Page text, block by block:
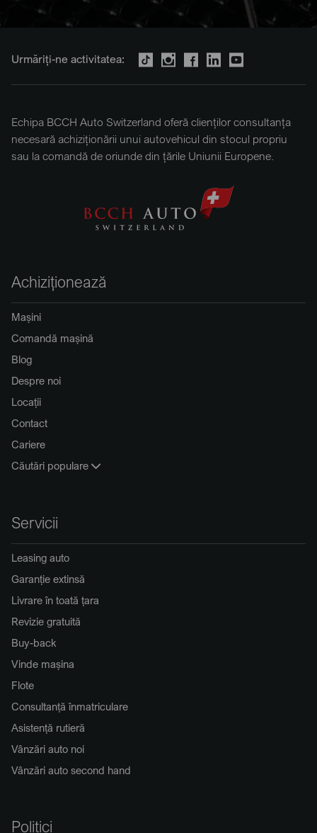
Urmăriți-ne activitatea:
Echipa BCCH Auto Switzerland oferă clienților consultanța
necesară achiziționării unui autovehicul din stocul propriu
sau la comandă de oriunde din țările Uniunii Europene.
Achiziționează
Mașini
Comandă mașină
Blog
Despre noi
Locații
Contact
Cariere
Căutări populare
Servicii
Leasing auto
Garanție extinsă
Livrare în toată țara
Revizie gratuită
Buy-back
Vinde mașina
Flote
Consultanță înmatriculare
Asistență rutieră
Vânzări auto noi
Vânzări auto second hand
Politici